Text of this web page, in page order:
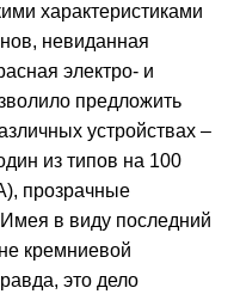
характеристиками
невиданная
электро- и
предложить
устройствах –
из типов на 100
прозрачные
в виду последний
кремниевой
это дело